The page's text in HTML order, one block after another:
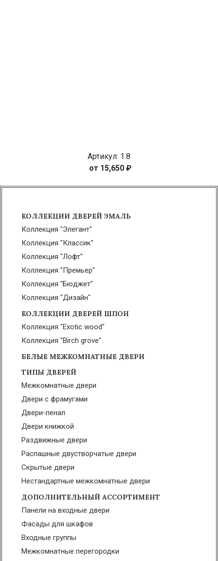
Артикул: 1.8
15,650 ₽
КОЛЛЕКЦИИ ДВЕРЕЙ ЭМАЛЬ
Коллекция "Элегант"
Коллекция "Классик"
Коллекция "Лофт"
Коллекция "Премьер"
Коллекция "Бюджет"
Коллекция "Дизайн"
КОЛЛЕКЦИИ ДВЕРЕЙ ШПОН
Коллекция "Exotic wood"
Коллекция "Birch grove"
БЕЛЫЕ МЕЖКОМНАТНЫЕ ДВЕРИ
ТИПЫ ДВЕРЕЙ
Межкомнатные двери
Двери с фрамугами
Двери-пенал
Двери книжкой
Раздвижные двери
Распашные двустворчатые двери
Скрытые двери
Нестандартные межкомнатные двери
ДОПОЛНИТЕЛЬНЫЙ АССОРТИМЕНТ
Панели на входные двери
Фасады для шкафов
Входные группы
Межкомнатные перегородки